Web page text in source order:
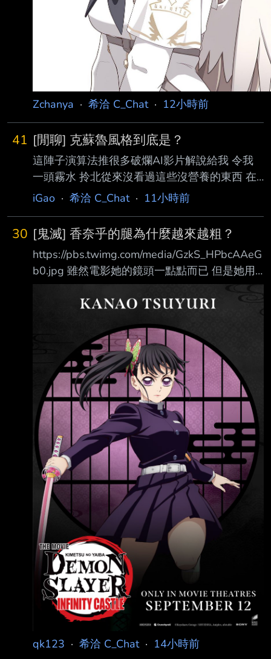
Zchanya · 希洽 C_Chat· 12小時前
41 [閒聊] 克蘇魯風格到底是？
這陣子演算法推很多破爛AI影片解說給我 令我
一頭霧水 拎北從來沒看過這些沒營養的東西 在
想是不是跟家裡人用同樣的網路而他們專門看這
致壓迫！遍地克蘇魯異獸！99%人類被啃食殆
盡！】 【人類探勘石油驚醒克蘇魯巨獸！想跑
已來不及！】 這樣的糞標題 然後封面是一隻四
不像長得有點噁的生物 克蘇魯神話裡面有許多
那些強大的生物表現出來對旁物的冷酷與漠視
以及人類在這些生物底下感受到的絕望與無力才
是這個神話體系的醍醐味 總之我語言能力
iGao · 希洽 C_Chat· 11小時前
30 [鬼滅] 香奈乎的腿為什麼越來越粗？
https://pbs.twimg.com/media/GzkS_HPbcAAeG
b0.jpg 雖然電影她的鏡頭一點點而已 但是她用
花枝呼吸的時候 我就覺得她的腿好像有點壯 我
以前只注意她的側馬尾 這次看電影週邊的圖 香
qk123 · 希洽 C_Chat· 14小時前